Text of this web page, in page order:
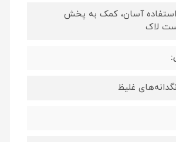
آسان، کمک به پخش
لاک
غلیظ